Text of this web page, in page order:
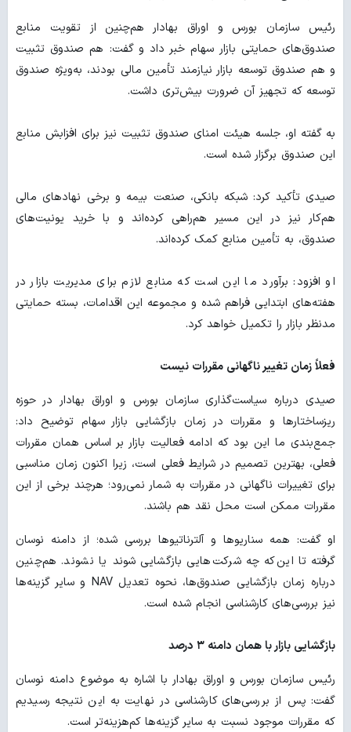
رئیس سازمان بورس و اوراق بهادار هم‌چنین از تقویت منابع
صندوق‌های حمایتی بازار سهام خبر داد و گفت: هم صندوق تثبیت
و هم صندوق توسعه بازار نیازمند تأمین مالی بودند، به‌ویژه صندوق
توسعه که تجهیز آن ضرورت بیش‌تری داشت.
به گفته او، جلسه هیئت امنای صندوق تثبیت نیز برای افزابش منابع
این صندوق برگزار شده است.
صیدی تأکید کرد: شبکه بانکی، صنعت بیمه و برخی نهادهای مالی
هم‌کار نیز در این مسیر هم‌راهی کرده‌اند و با خرید یونیت‌های
صندوق، به تأمین منابع کمک کرده‌اند.
او افزود: برآورد ما این است که منابع لازم برای مدیریت بازار در
هفته‌های ابتدایی فراهم شده و مجموعه این اقدامات، بسته حمایتی
مدنظر بازار را تکمیل خواهد کرد.
فعلاً زمان تغییر ناگهانی مقررات نیست
صیدی درباره سیاست‌گذاری سازمان بورس و اوراق بهادار در حوزه
ریزساختارها و مقررات در زمان بازگشایی بازار سهام توضیح داد:
جمع‌بندی ما این بود که ادامه فعالیت بازار بر اساس همان مقررات
فعلی، بهترین تصمیم در شرایط فعلی است، زیرا اکنون زمان مناسبی
برای تغییرات ناگهانی در مقررات به شمار نمی‌رود؛ هرچند برخی از این
مقررات ممکن است محل نقد هم باشند.
او گفت: همه سناریوها و آلترناتیوها بررسی شده؛ از دامنه نوسان
گرفته تا این‌که چه شرکت‌هایی بازگشایی شوند یا نشوند. هم‌چنین
درباره زمان بازگشایی صندوق‌ها، نحوه تعدیل NAV و سایر گزینه‌ها
نیز بررسی‌های کارشناسی انجام شده است.
بازگشایی بازار با همان دامنه ۳ درصد
رئیس سازمان بورس و اوراق بهادار با اشاره به موضوع دامنه نوسان
گفت: پس از بررسی‌های کارشناسی در نهایت به این نتیجه رسیدیم
که مقررات موجود نسبت به سایر گزینه‌ها کم‌هزینه‌تر است.